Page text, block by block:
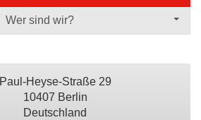
Wer sind wir?
Paul-Heyse-Straße 29
10407 Berlin
Deutschland